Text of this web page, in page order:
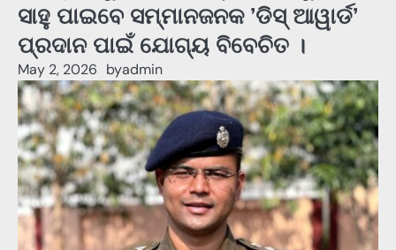
ସାହୁ ପାଇବେ ସମ୍ମାନଜନକ ’ଡିସ୍‌ ଆୱାର୍ଡ’
ପ୍ରଦାନ ପାଇଁ ଯୋଗ୍ୟ ବିବେଚିତ ।
May 2, 2026 byadmin